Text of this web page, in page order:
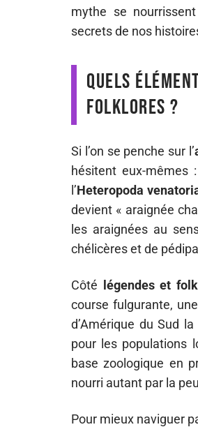
mythe se
secrets de nos
Quels
folklores ?
Si l’on se penche sur l’
hésitent eux-
l’Heteropoda
devient « araignée
les araignées au
chélicères et de
Côté légendes et
course fulgurante,
d’Amérique du Sud
pour les populations
base zoologique en
nourri autant par la
Pour mieux naviguer